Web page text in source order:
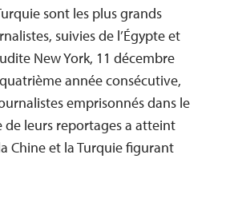
sont les plus grands
suivies de l’Égypte et
New York, 11 décembre
année consécutive,
emprisonnés dans le
de leurs reportages a atteint
Chine et la Turquie figurant